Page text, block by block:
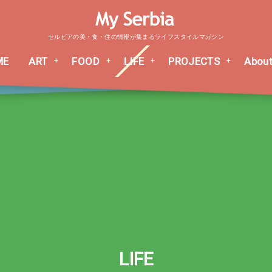
セルビアの美・食・住の情報が集まるライフスタイルマガジン
ART FOOD LIFE PROJECTS
LIFE